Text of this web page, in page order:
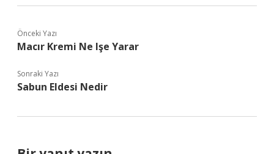
Önceki Yazı
Macır Kremi Ne Işe Yarar
Sonraki Yazı
Sabun Eldesi Nedir